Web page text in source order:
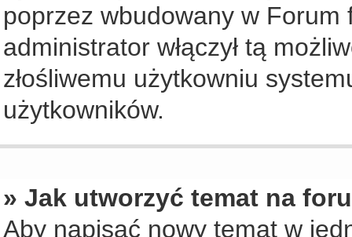
poprzez wbudowany w Forum
administrator włączył tą
złośliwemu użytkowniu
użytkowników.
» Jak utworzyć temat na
Aby napisać nowy temat w